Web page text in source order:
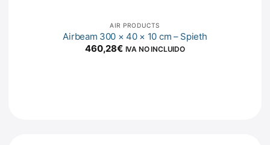
AIR PRODUCTS
Airbeam 300 × 40 × 10 cm – Spieth
460,28€ IVA NO INCLUIDO